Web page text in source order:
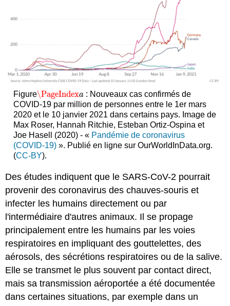
Figure\PageIndexa
\PageIndexa : Nouveaux cas confirmés de
COVID-19 par million de personnes entre le 1er mars
2020 et le 10 janvier 2021 dans certains pays. Image de
Max Roser, Hannah Ritchie, Esteban Ortiz-Ospina et
Joe Hasell (2020) - « Pandémie de coronavirus
(COVID-19)». Publié en ligne sur OurWorldInData.org.
(CC-BY).
Des études indiquent que le SARS-CoV-2 pourrait
provenir des coronavirus des chauves-souris et
infecter les humains directement ou par
l'intermédiaire d'autres animaux. Il se propage
principalement entre les humains par les voies
respiratoires en impliquant des gouttelettes, des
aérosols, des sécrétions respiratoires ou de la salive.
Elle se transmet le plus souvent par contact direct,
mais sa transmission aéroportée a été documentée
dans certaines situations, par exemple dans un